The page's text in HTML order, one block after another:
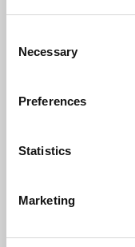
Selection
Necessary
Preferences
Statistics
Marketing
решение
«3-2-1-1» от
Избавиться